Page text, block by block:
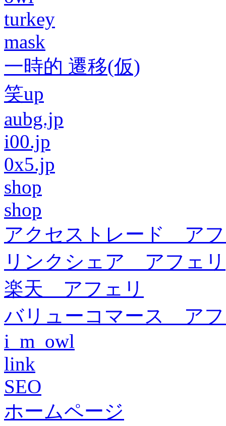
turkey
mask
一時的 遷移(仮)
笑up
aubg.jp
i00.jp
0x5.jp
shop
shop
アクセストレード ア
リンクシェア アフェリ
楽天 アフェリ
バリューコマース ア
i_m_owl
link
SEO
ホームページ